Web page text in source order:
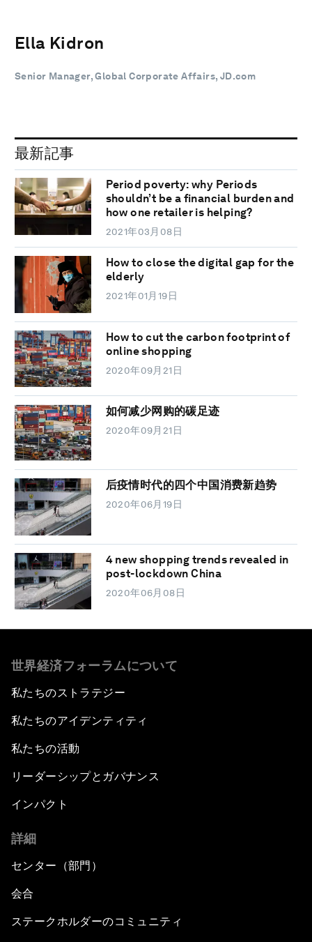
Ella Kidron
Senior Manager, Global Corporate Affairs, JD.com
最新記事
Period poverty: why Periods
shouldn’t be a financial burden and
how one retailer is helping?
2021年03月08日
How to close the digital gap for the
elderly
2021年01月19日
How to cut the carbon footprint of
online shopping
2020年09月21日
如何减少网购的碳足迹
2020年09月21日
后疫情时代的四个中国消费新趋势
2020年06月19日
4 new shopping trends revealed in
post-lockdown China
2020年06月08日
世界経済フォーラムについて
私たちのストラテジー
私たちのアイデンティティ
私たちの活動
リーダーシップとガバナンス
インパクト
詳細
センター（部門）
会合
ステークホルダーのコミュニティ